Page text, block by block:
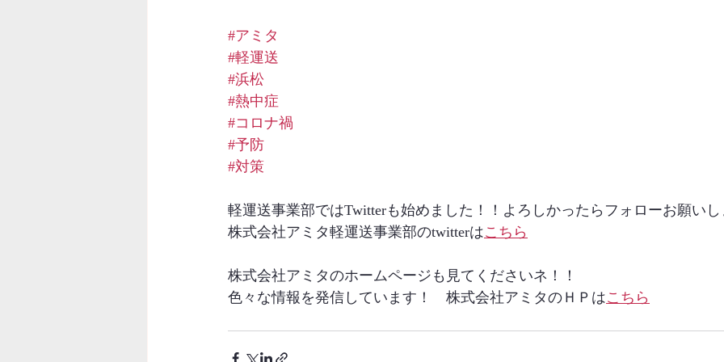
#アミタ
#軽運送
#浜松
#熱中症
#コロナ禍
#予防
#対策
軽運送事業部ではTwitterも始めました！！よろしかったらフォローお願い
株式会社アミタ軽運送事業部のtwitterはこちら
株式会社アミタのホームページも見てくださいネ！！
色々な情報を発信しています！　株式会社アミタのＨＰはこちら